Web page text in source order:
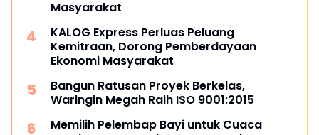
Masyarakat
KALOG Express Perluas Peluang
Kemitraan, Dorong Pemberdayaan
Ekonomi Masyarakat
Bangun Ratusan Proyek Berkelas,
Waringin Megah Raih ISO 9001:2015
Memilih Pelembap Bayi untuk Cuaca